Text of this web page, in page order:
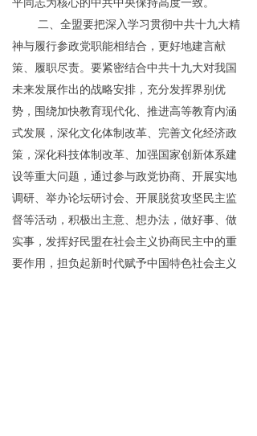
二、全盟要把深入学习贯彻中共十九大精
神与履行参政党职能相结合，更好地建言献
策、履职尽责。要紧密结合中共十九大对我国
未来发展作出的战略安排，充分发挥界别优
势，围绕加快教育现代化、推进高等教育内涵
式发展，深化文化体制改革、完善文化经济政
策，深化科技体制改革、加强国家创新体系建
设等重大问题，通过参与政党协商、开展实地
调研、举办论坛研讨会、开展脱贫攻坚民主监
督等活动，积极出主意、想办法，做好事、做
实事，发挥好民盟在社会主义协商民主中的重
要作用，担负起新时代赋予中国特色社会主义